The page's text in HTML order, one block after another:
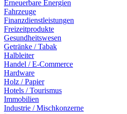
Erneuerbare Energien
Fahrzeuge
Finanzdienstleistungen
Freizeitprodukte
Gesundheitswesen
Getränke / Tabak
Halbleiter
Handel / E-Commerce
Hardware
Holz / Papier
Hotels / Tourismus
Immobilien
Industrie / Mischkonzerne